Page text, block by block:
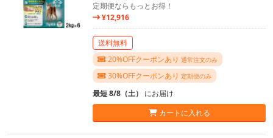
定期便ならもっとお得！
¥12,916
送料無料
20%OFFクーポンあり 通常注文のみ
30%OFFクーポンあり 定期便のみ
最短 8/8（土） にお届け
カートに入れる